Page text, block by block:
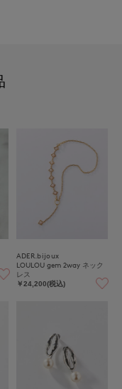
ADER.bijoux
LOULOU gem 2way ネック
レス
￥24,200(税込)